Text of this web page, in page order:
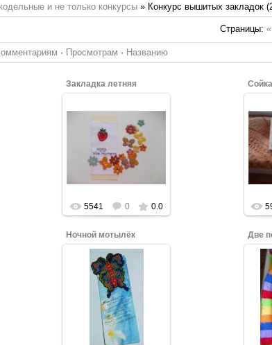
и не только конкурсы» Конкурс вышитых закладок
Страницы: «
· Просмотрам · Названию
Закладка летняя
Нажмите, чтобы
увеличить.
5541 0 0.0
Сойка
Ночной мотылёк
Нажмите, чтобы
увеличить.
Две